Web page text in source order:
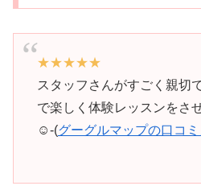
★★★★★
スタッフさんがすごく親切
で楽しく体験レッスンをさ
☺︎-(グーグルマップの口コミ